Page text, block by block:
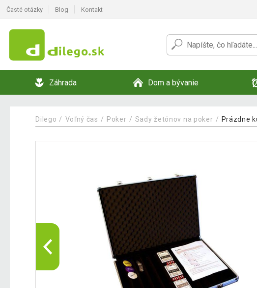
Časté otázky Blog Kontakt
Záhrada Dom a bývanie
Dilego Voľný čas Poker Sady žetónov na poker Prázdne